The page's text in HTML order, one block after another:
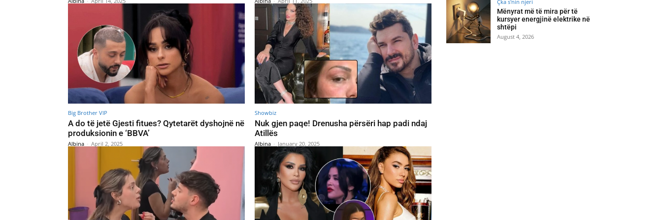
Big Brother VIP
A do të jetë Gjesti fitues? Qytetarët dyshojnë në
produksionin e ‘BBVA’
Albina - April 2, 2025
Showbiz
Nuk gjen paqe! Drenusha përsëri hap padi ndaj
Atillës
Albina - January 20, 2025
Çka s'nin njeri
Mënyrat më të mira për të
kursyer energjinë elektrike në
shtëpi
August 4, 2026